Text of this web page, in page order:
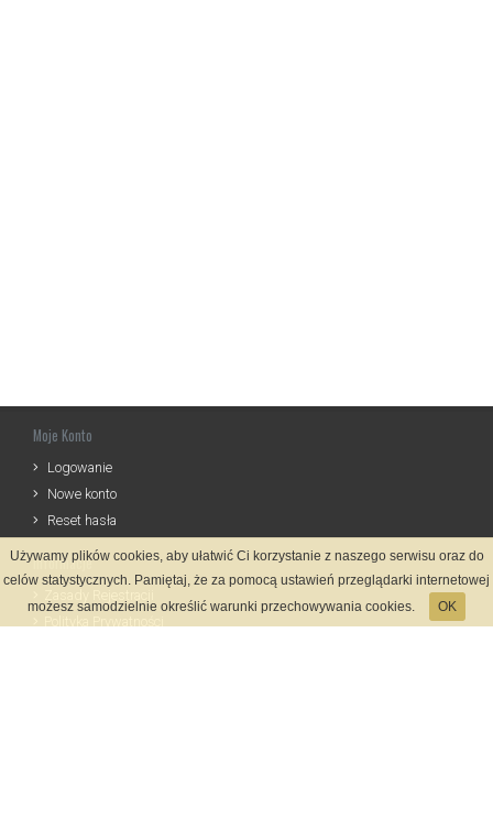
Moje Konto
Logowanie
Nowe konto
Reset hasła
Informacje
Używamy plików cookies, aby ułatwić Ci korzystanie z naszego serwisu oraz do
celów statystycznych. Pamiętaj, że za pomocą ustawień przeglądarki internetowej
możesz samodzielnie określić warunki przechowywania cookies.
OK